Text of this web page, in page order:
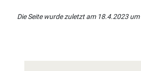
Die Seite wurde zuletzt am 18.4.2023